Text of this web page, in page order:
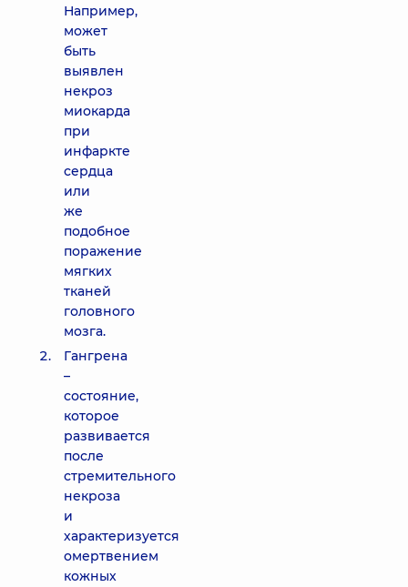
Например,
может
быть
выявлен
некроз
миокарда
при
инфаркте
сердца
или
же
подобное
поражение
мягких
тканей
головного
мозга.
Гангрена
–
состояние,
которое
развивается
после
стремительного
некроза
и
характеризуется
омертвением
кожных